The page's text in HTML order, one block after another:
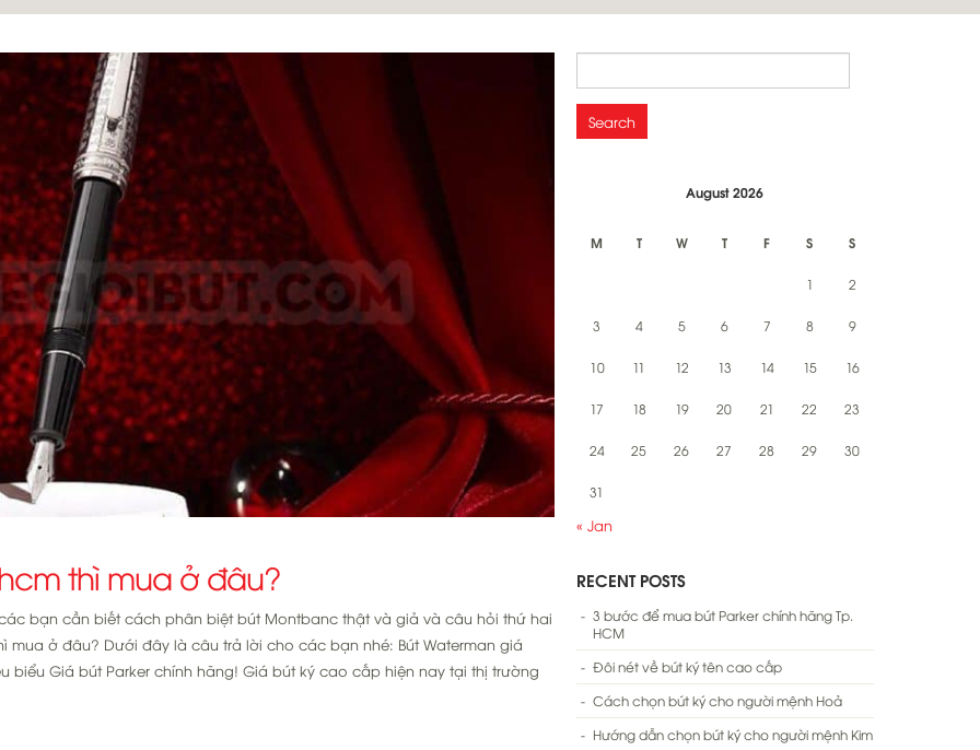
thì mua ở đâu?
bạn cần biết cách phân biệt bút Montbanc thật và giả và câu hỏi thứ hai
mua ở đâu? Dưới đây là câu trả lời cho các bạn nhé: Bút Waterman giá
biểu Giá bút Parker chính hãng! Giá bút ký cao cấp hiện nay tại thị trường
for:
August 2026
M T W T F S S
1 2
3 4 5 6 7 8 9
10 11 12 13 14 15 16
17 18 19 20 21 22 23
24 25 26 27 28 29 30
31
« Jan
RECENT POSTS
3 bước để mua bút Parker chính hãng Tp.
HCM
Đôi nét về bút ký tên cao cấp
Cách chọn bút ký cho người mệnh Hoả
Hướng dẫn chọn bút ký cho người mệnh Kim